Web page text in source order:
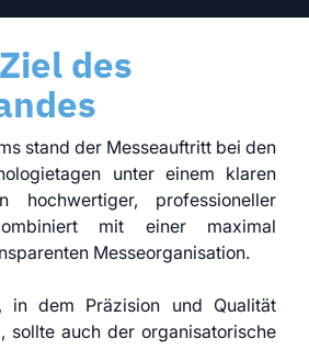
des
stand der Messeauftritt bei den
unter einem klaren
hochwertiger, professioneller
mit einer maximal
Messeorganisation.
in dem Präzision und Qualität
sollte auch der organisatorische